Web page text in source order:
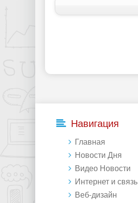
Навигация
Главная
Новости Дня
Видео Новости
Интернет и связь
Веб-дизайн